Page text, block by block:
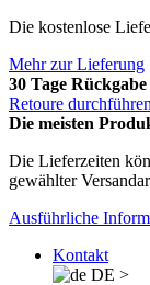
Die kostenlose
Mehr zur Lieferung
30 Tage
Retoure
Die meisten
Die Lieferzeiten
gewählter
Ausführliche
Kontakt
DE >